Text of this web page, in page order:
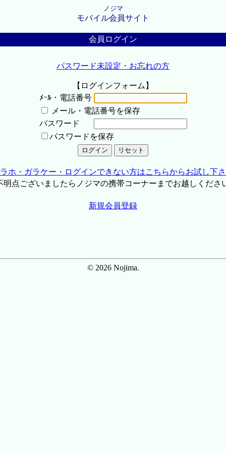
ノジマ
モバイル会員サイト
会員ログイン
パスワード未設定・お忘れの方
【ログインフォーム】
ﾒｰﾙ・電話番号
メール・電話番号を保存
パスワード
パスワードを保存
ホ・ガラケー・ログインできない方はこちらからお試し下
点ございましたらノジマの携帯コーナーまでお越しくださ
新規会員登録
© 2026 Nojima.